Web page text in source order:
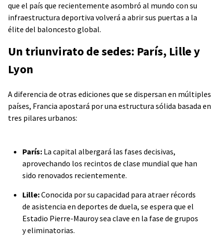
que el país que recientemente asombró al mundo con su
infraestructura deportiva volverá a abrir sus puertas a la
élite del baloncesto global.
Un triunvirato de sedes: París, Lille y
Lyon
A diferencia de otras ediciones que se dispersan en múltiples
países, Francia apostará por una estructura sólida basada en
tres pilares urbanos:
París:La capital albergará las fases decisivas,
aprovechando los recintos de clase mundial que han
sido renovados recientemente.
Lille:Conocida por su capacidad para atraer récords
de asistencia en deportes de duela, se espera que el
Estadio Pierre-Mauroy sea clave en la fase de grupos
y eliminatorias.